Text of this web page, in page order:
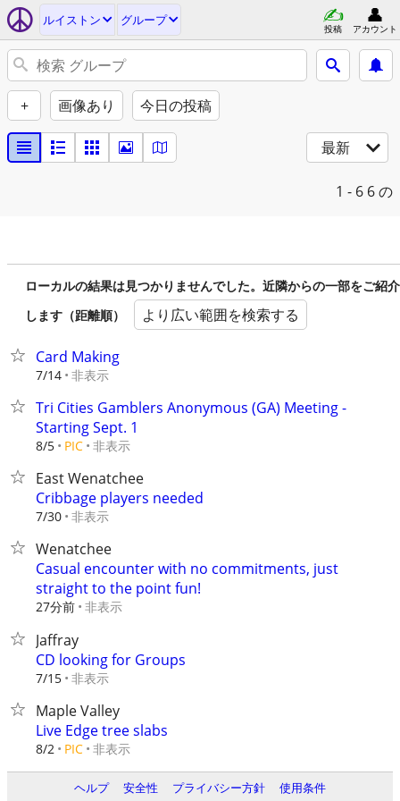
ルイストン グループ
投稿 アカウント
+ 画像あり 今日の投稿
最新
1 - 6 6 の
ローカルの結果は見つかりませんでした。近隣からの一部をご紹介
します（距離順）
より広い範囲を検索する
Card Making
7/14 非表示
Tri Cities Gamblers Anonymous (GA) Meeting -
Starting Sept. 1
8/5 PIC 非表示
East Wenatchee
Cribbage players needed
7/30 非表示
Wenatchee
Casual encounter with no commitments, just
straight to the point fun!
27分前 非表示
Jaffray
CD looking for Groups
7/15 非表示
Maple Valley
Live Edge tree slabs
8/2 PIC 非表示
ヘルプ 安全性 プライバシー方針 使用条件